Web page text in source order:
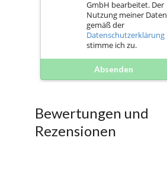
GmbH bearbeitet. Der
Nutzung meiner Daten
gemäß der
Datenschutzerklärung
stimme ich zu.
Absenden
Bewertungen und
Rezensionen